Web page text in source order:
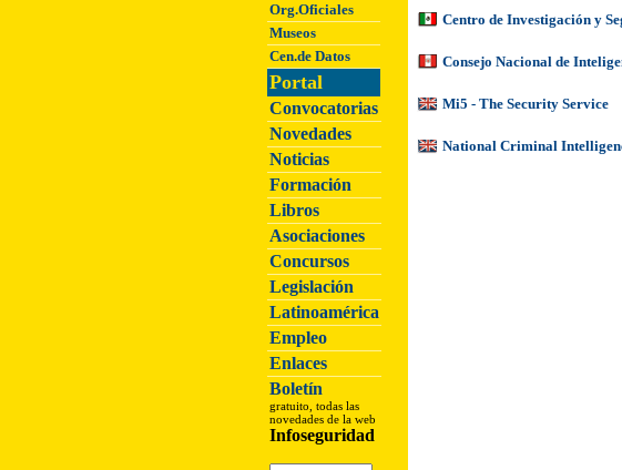
Org.Oficiales
Museos
Cen.de Datos
Portal
Convocatorias
Novedades
Noticias
Formación
Libros
Asociaciones
Concursos
Legislación
Latinoamérica
Empleo
Enlaces
Boletín
gratuito, todas las
novedades de la web
Infoseguridad
Centro de Investigación y
Consejo Nacional de
Mi5 - The Security Service
National Criminal